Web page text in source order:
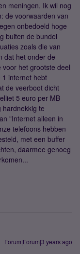
meningen. Ik wil nog
de voorwaarden van
onbedoeld hoge
buiten de bundel
zoals die van
dat het onder de
het grootste deel
internet hebt
de veerboot dicht
5 euro per MB
hardnekkig te
"Internet alleen in
telefoons hebben
met een buffer
daarmee genoeg
Forum|Forum|3 years ago